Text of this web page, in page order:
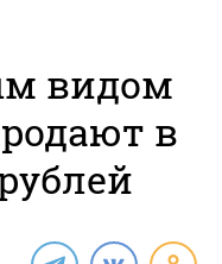
видoм
в